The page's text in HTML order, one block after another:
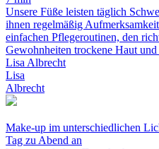
Unsere Füße leisten täglich
ihnen regelmäßig
einfachen Pflegeroutinen, den
Gewohnheiten trockene Haut
Lisa Albrecht
Lisa
Albrecht
Make-up im unterschiedlichen
Tag zu Abend an